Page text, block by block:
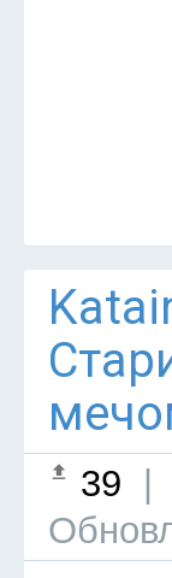
39